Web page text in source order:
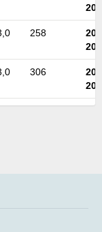
258
306